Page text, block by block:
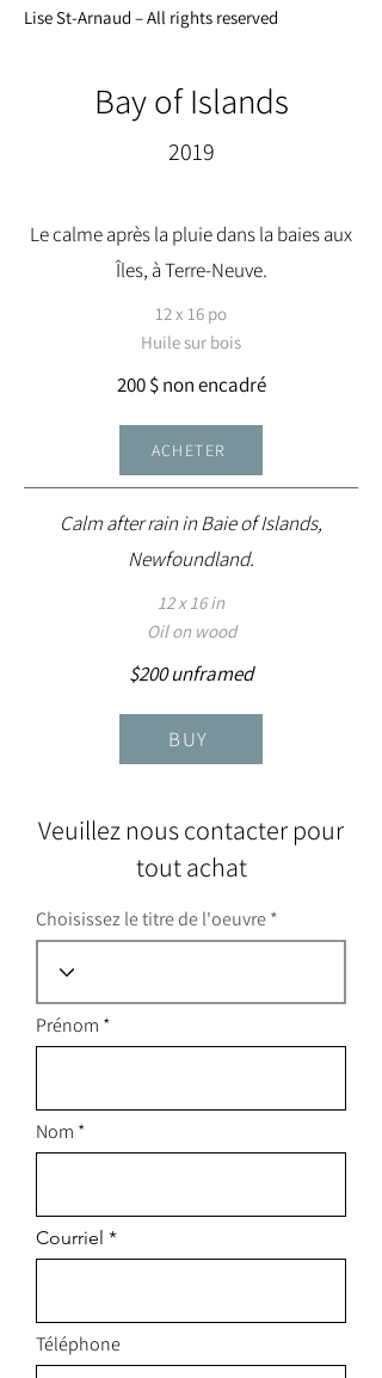
Lise St-Arnaud – All rights reserved
Bay of Islands
2019
Le calme après la pluie dans la baies aux
Îles, à Terre-Neuve.
12 x 16 po
Huile sur bois
200 $ non encadré
ACHETER
Calm after rain in Baie of Islands,
Newfoundland.
12 x 16 in
Oil on wood
$200 unframed
BUY
Veuillez nous contacter pour
tout achat
Choisissez le titre de l'oeuvre
Prénom
Nom
Courriel
Téléphone